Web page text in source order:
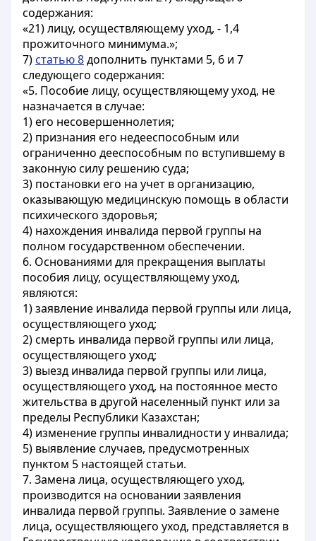
содержания:
«21) лицу, осуществляющему уход, - 1,4
прожиточного минимума.»;
7) статью 8дополнить пунктами 5, 6 и 7
следующего содержания:
«5. Пособие лицу, осуществляющему уход, не
назначается в случае:
1) его несовершеннолетия;
2) признания его недееспособным или
ограниченно дееспособным по вступившему в
законную силу решению суда;
3) постановки его на учет в организацию,
оказывающую медицинскую помощь в области
психического здоровья;
4) нахождения инвалида первой группы на
полном государственном обеспечении.
6. Основаниями для прекращения выплаты
пособия лицу, осуществляющему уход,
являются:
1) заявление инвалида первой группы или лица,
осуществляющего уход;
2) смерть инвалида первой группы или лица,
осуществляющего уход;
3) выезд инвалида первой группы или лица,
осуществляющего уход, на постоянное место
жительства в другой населенный пункт или за
пределы Республики Казахстан;
4) изменение группы инвалидности у инвалида;
5) выявление случаев, предусмотренных
пунктом 5 настоящей статьи.
7. Замена лица, осуществляющего уход,
производится на основании заявления
инвалида первой группы. Заявление о замене
лица, осуществляющего уход, представляется в